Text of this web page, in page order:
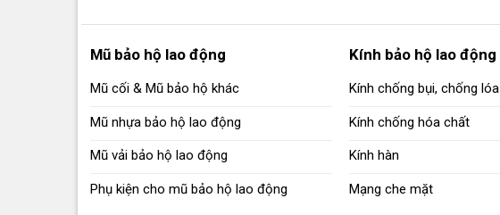
Kính trắng/đen Việt Nam BAO HO NGOC THANH
Mũ bảo hộ lao động
Mũ cối & Mũ bảo hộ khác
Mũ nhựa bảo hộ lao động
Mũ vải bảo hộ lao động
Phụ kiện cho mũ bảo hộ lao động
Kính bảo hộ lao động
Kính chống bụi, chống lóa
Kính chống hóa chất
Kính hàn
Mạng che mặt